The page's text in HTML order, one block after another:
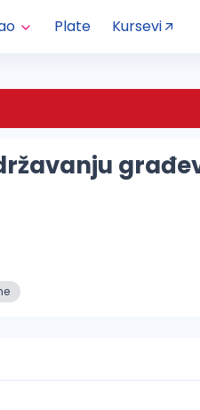
Plate Kursevi